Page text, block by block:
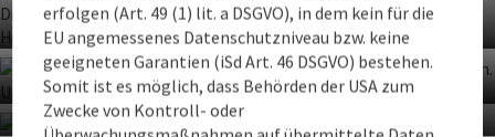
Im Herzen von Linz und doch versteckt.
Almresort Baumschlagerberg
Vom exklusiven Panorama-Chalet bis zur gemütlichen
erfolgen (Art. 49 (1) lit. a DSGVO), in dem kein für die
EU angemessenes Datenschutzniveau bzw. keine
geeigneten Garantien (iSd Art. 46 DSGVO) bestehen.
Somit ist es möglich, dass Behörden der USA zum
Zwecke von Kontroll- oder